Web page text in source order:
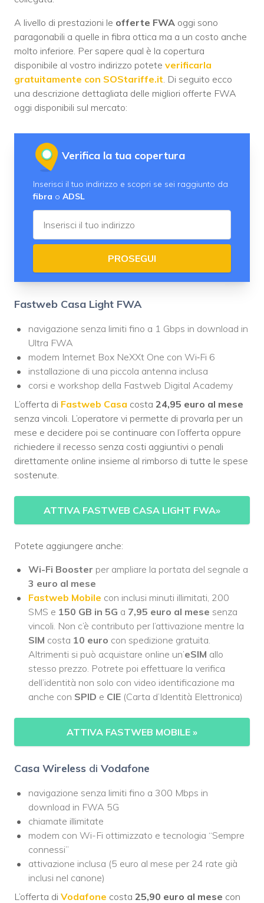
A livello di prestazioni le offerte FWA oggi sono
paragonabili a quelle in fibra ottica ma a un costo anche
molto inferiore. Per sapere qual è la copertura
disponibile al vostro indirizzo potete verificarla
gratuitamente con SOStariffe.it . Di seguito ecco
una descrizione dettagliata delle migliori offerte FWA
oggi disponibili sul mercato:
Verifica la tua copertura
Inserisci il tuo indirizzo e scopri se sei raggiunto da
fibra o ADSL
PROSEGUI
Fastweb Casa Light FWA
navigazione senza limiti fino a 1 Gbps in download in
Ultra FWA
modem Internet Box NeXXt One con Wi‑Fi 6
installazione di una piccola antenna inclusa
corsi e workshop della Fastweb Digital Academy
L’offerta di Fastweb Casa costa 24,95 euro al mese
senza vincoli. L’operatore vi permette di provarla per un
mese e decidere poi se continuare con l’offerta oppure
richiedere il recesso senza costi aggiuntivi o penali
direttamente online insieme al rimborso di tutte le spese
sostenute.
ATTIVA FASTWEB CASA LIGHT FWA»
Potete aggiungere anche:
Wi-Fi Booster per ampliare la portata del segnale a
3 euro al mese
Fastweb Mobile con inclusi minuti illimitati, 200
SMS e 150 GB in 5G a 7,95 euro al mese senza
vincoli. Non c’è contributo per l’attivazione mentre la
SIM costa 10 euro con spedizione gratuita.
Altrimenti si può acquistare online un’eSIM allo
stesso prezzo. Potrete poi effettuare la verifica
dell’identità non solo con video identificazione ma
anche con SPID e CIE (Carta d’Identità Elettronica)
ATTIVA FASTWEB MOBILE »
Casa Wireless di Vodafone
navigazione senza limiti fino a 300 Mbps in
download in FWA 5G
chiamate illimitate
modem con Wi-Fi ottimizzato e tecnologia “Sempre
connessi”
attivazione inclusa (5 euro al mese per 24 rate già
inclusi nel canone)
L’offerta di Vodafone costa 25,90 euro al mese con